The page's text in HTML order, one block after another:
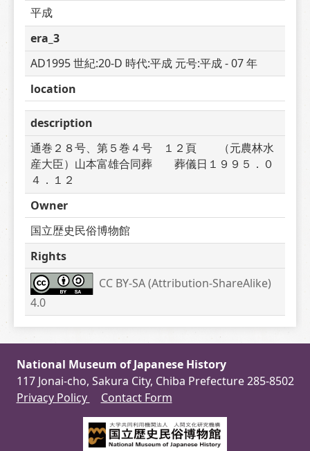
平成
era_3
AD1995 世紀:20-D 時代:平成 元号:平成 - 07 年
location
description
通巻２８号、第５巻４号　１２頁　　（元農林水
産大臣）山本富雄合同葬　　葬儀日１９９５．０
４．１２
Owner
国立歴史民俗博物館
Rights
CC BY-SA (Attribution-ShareAlike)
4.0
National Museum of Japanese History
117 Jonai-cho, Sakura City, Chiba Prefecture 285-8502
Privacy Policy
Contact Form